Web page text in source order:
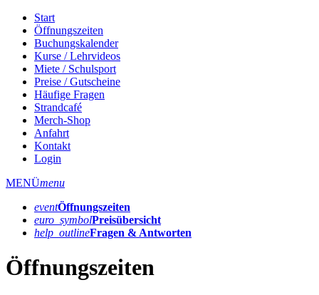
Start
Öffnungszeiten
Buchungskalender
Kurse / Lehrvideos
Miete / Schulsport
Preise / Gutscheine
Häufige Fragen
Strandcafé
Merch-Shop
Anfahrt
Kontakt
Login
MENÜmenu
eventÖffnungs­zeiten
euro_symbolPreis­übersicht
help_outlineFragen & Antworten
Öffnungszeiten